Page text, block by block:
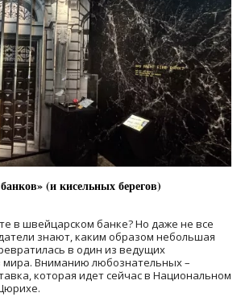
(и кисельных берегов)
в швейцарском банке? Но даже не все
знают, каким образом небольшая
в один из ведущих
Вниманию любознательных –
которая идет сейчас в Национальном